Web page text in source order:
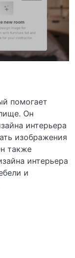
помогает
Он
интерьера
изображения
также
интерьера
и